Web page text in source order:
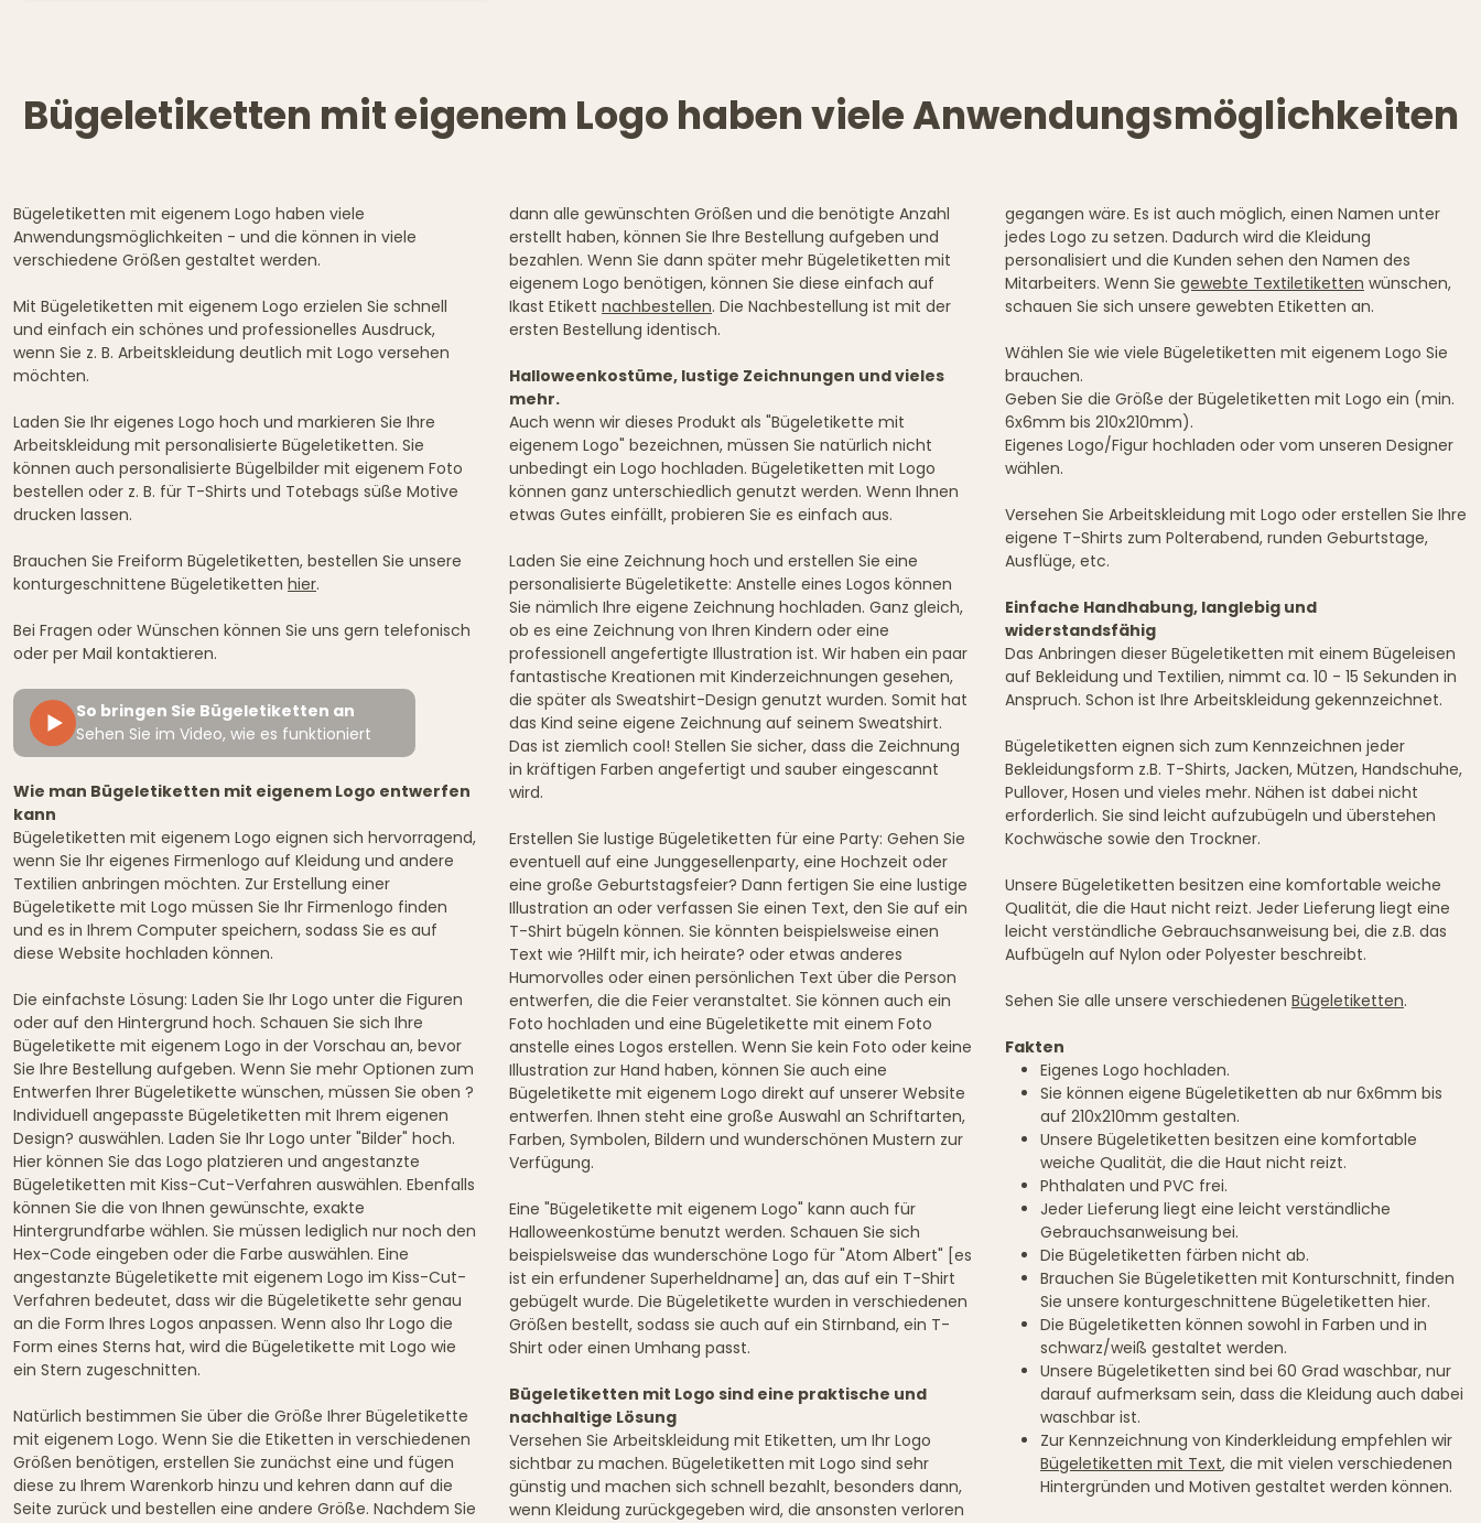
Bügeletiketten mit eigenem Logo haben viele Anwendungsmöglichkeiten
Bügeletiketten mit eigenem Logo haben viele
Anwendungsmöglichkeiten - und die können in viele
verschiedene Größen gestaltet werden.
Mit Bügeletiketten mit eigenem Logo erzielen Sie schnell
und einfach ein schönes und professionelles Ausdruck,
wenn Sie z. B. Arbeitskleidung deutlich mit Logo versehen
möchten.
Laden Sie Ihr eigenes Logo hoch und markieren Sie Ihre
Arbeitskleidung mit personalisierte Bügeletiketten. Sie
können auch personalisierte Bügelbilder mit eigenem Foto
bestellen oder z. B. für T-Shirts und Totebags süße Motive
drucken lassen.
Brauchen Sie Freiform Bügeletiketten, bestellen Sie unsere
konturgeschnittene Bügeletiketten hier.
Bei Fragen oder Wünschen können Sie uns gern telefonisch
oder per Mail kontaktieren.
So bringen Sie Bügeletiketten an
Sehen Sie im Video, wie es funktioniert
Wie man Bügeletiketten mit eigenem Logo entwerfen
kann
Bügeletiketten mit eigenem Logo eignen sich hervorragend,
wenn Sie Ihr eigenes Firmenlogo auf Kleidung und andere
Textilien anbringen möchten. Zur Erstellung einer
Bügeletikette mit Logo müssen Sie Ihr Firmenlogo finden
und es in Ihrem Computer speichern, sodass Sie es auf
diese Website hochladen können.
Die einfachste Lösung: Laden Sie Ihr Logo unter die Figuren
oder auf den Hintergrund hoch. Schauen Sie sich Ihre
Bügeletikette mit eigenem Logo in der Vorschau an, bevor
Sie Ihre Bestellung aufgeben. Wenn Sie mehr Optionen zum
Entwerfen Ihrer Bügeletikette wünschen, müssen Sie oben ?
Individuell angepasste Bügeletiketten mit Ihrem eigenen
Design? auswählen. Laden Sie Ihr Logo unter "Bilder" hoch.
Hier können Sie das Logo platzieren und angestanzte
Bügeletiketten mit Kiss-Cut-Verfahren auswählen. Ebenfalls
können Sie die von Ihnen gewünschte, exakte
Hintergrundfarbe wählen. Sie müssen lediglich nur noch den
Hex-Code eingeben oder die Farbe auswählen. Eine
angestanzte Bügeletikette mit eigenem Logo im Kiss-Cut-
Verfahren bedeutet, dass wir die Bügeletikette sehr genau
an die Form Ihres Logos anpassen. Wenn also Ihr Logo die
Form eines Sterns hat, wird die Bügeletikette mit Logo wie
ein Stern zugeschnitten.
Natürlich bestimmen Sie über die Größe Ihrer Bügeletikette
mit eigenem Logo. Wenn Sie die Etiketten in verschiedenen
Größen benötigen, erstellen Sie zunächst eine und fügen
diese zu Ihrem Warenkorb hinzu und kehren dann auf die
Seite zurück und bestellen eine andere Größe. Nachdem Sie
dann alle gewünschten Größen und die benötigte Anzahl
erstellt haben, können Sie Ihre Bestellung aufgeben und
bezahlen. Wenn Sie dann später mehr Bügeletiketten mit
eigenem Logo benötigen, können Sie diese einfach auf
Ikast Etikett nachbestellen. Die Nachbestellung ist mit der
ersten Bestellung identisch.
Halloweenkostüme, lustige Zeichnungen und vieles
mehr.
Auch wenn wir dieses Produkt als "Bügeletikette mit
eigenem Logo" bezeichnen, müssen Sie natürlich nicht
unbedingt ein Logo hochladen. Bügeletiketten mit Logo
können ganz unterschiedlich genutzt werden. Wenn Ihnen
etwas Gutes einfällt, probieren Sie es einfach aus.
Laden Sie eine Zeichnung hoch und erstellen Sie eine
personalisierte Bügeletikette: Anstelle eines Logos können
Sie nämlich Ihre eigene Zeichnung hochladen. Ganz gleich,
ob es eine Zeichnung von Ihren Kindern oder eine
professionell angefertigte Illustration ist. Wir haben ein paar
fantastische Kreationen mit Kinderzeichnungen gesehen,
die später als Sweatshirt-Design genutzt wurden. Somit hat
das Kind seine eigene Zeichnung auf seinem Sweatshirt.
Das ist ziemlich cool! Stellen Sie sicher, dass die Zeichnung
in kräftigen Farben angefertigt und sauber eingescannt
wird.
Erstellen Sie lustige Bügeletiketten für eine Party: Gehen Sie
eventuell auf eine Junggesellenparty, eine Hochzeit oder
eine große Geburtstagsfeier? Dann fertigen Sie eine lustige
Illustration an oder verfassen Sie einen Text, den Sie auf ein
T-Shirt bügeln können. Sie könnten beispielsweise einen
Text wie ?Hilft mir, ich heirate? oder etwas anderes
Humorvolles oder einen persönlichen Text über die Person
entwerfen, die die Feier veranstaltet. Sie können auch ein
Foto hochladen und eine Bügeletikette mit einem Foto
anstelle eines Logos erstellen. Wenn Sie kein Foto oder keine
Illustration zur Hand haben, können Sie auch eine
Bügeletikette mit eigenem Logo direkt auf unserer Website
entwerfen. Ihnen steht eine große Auswahl an Schriftarten,
Farben, Symbolen, Bildern und wunderschönen Mustern zur
Verfügung.
Eine "Bügeletikette mit eigenem Logo" kann auch für
Halloweenkostüme benutzt werden. Schauen Sie sich
beispielsweise das wunderschöne Logo für "Atom Albert" [es
ist ein erfundener Superheldname] an, das auf ein T-Shirt
gebügelt wurde. Die Bügeletikette wurden in verschiedenen
Größen bestellt, sodass sie auch auf ein Stirnband, ein T-
Shirt oder einen Umhang passt.
Bügeletiketten mit Logo sind eine praktische und
nachhaltige Lösung
Versehen Sie Arbeitskleidung mit Etiketten, um Ihr Logo
sichtbar zu machen. Bügeletiketten mit Logo sind sehr
günstig und machen sich schnell bezahlt, besonders dann,
wenn Kleidung zurückgegeben wird, die ansonsten verloren
gegangen wäre. Es ist auch möglich, einen Namen unter
jedes Logo zu setzen. Dadurch wird die Kleidung
personalisiert und die Kunden sehen den Namen des
Mitarbeiters. Wenn Sie gewebte Textiletiketten wünschen,
schauen Sie sich unsere gewebten Etiketten an.
Wählen Sie wie viele Bügeletiketten mit eigenem Logo Sie
brauchen.
Geben Sie die Größe der Bügeletiketten mit Logo ein (min.
6x6mm bis 210x210mm).
Eigenes Logo/Figur hochladen oder vom unseren Designer
wählen.
Versehen Sie Arbeitskleidung mit Logo oder erstellen Sie Ihre
eigene T-Shirts zum Polterabend, runden Geburtstage,
Ausflüge, etc.
Einfache Handhabung, langlebig und
widerstandsfähig
Das Anbringen dieser Bügeletiketten mit einem Bügeleisen
auf Bekleidung und Textilien, nimmt ca. 10 - 15 Sekunden in
Anspruch. Schon ist Ihre Arbeitskleidung gekennzeichnet.
Bügeletiketten eignen sich zum Kennzeichnen jeder
Bekleidungsform z.B. T-Shirts, Jacken, Mützen, Handschuhe,
Pullover, Hosen und vieles mehr. Nähen ist dabei nicht
erforderlich. Sie sind leicht aufzubügeln und überstehen
Kochwäsche sowie den Trockner.
Unsere Bügeletiketten besitzen eine komfortable weiche
Qualität, die die Haut nicht reizt. Jeder Lieferung liegt eine
leicht verständliche Gebrauchsanweisung bei, die z.B. das
Aufbügeln auf Nylon oder Polyester beschreibt.
Sehen Sie alle unsere verschiedenen Bügeletiketten.
Fakten
Eigenes Logo hochladen.
Sie können eigene Bügeletiketten ab nur 6x6mm bis
auf 210x210mm gestalten.
Unsere Bügeletiketten besitzen eine komfortable
weiche Qualität, die die Haut nicht reizt.
Phthalaten und PVC frei.
Jeder Lieferung liegt eine leicht verständliche
Gebrauchsanweisung bei.
Die Bügeletiketten färben nicht ab.
Brauchen Sie Bügeletiketten mit Konturschnitt, finden
Sie unsere konturgeschnittene Bügeletiketten hier.
Die Bügeletiketten können sowohl in Farben und in
schwarz/weiß gestaltet werden.
Unsere Bügeletiketten sind bei 60 Grad waschbar, nur
darauf aufmerksam sein, dass die Kleidung auch dabei
waschbar ist.
Zur Kennzeichnung von Kinderkleidung empfehlen wir
Bügeletiketten mit Text, die mit vielen verschiedenen
Hintergründen und Motiven gestaltet werden können.